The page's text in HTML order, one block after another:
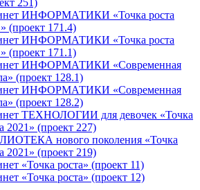
251)
ИНФОРМАТИКИ «Точка роста
(проект 171.4)
ИНФОРМАТИКИ «Точка роста
(проект 171.1)
ИНФОРМАТИКИ «Современная
(проект 128.1)
ИНФОРМАТИКИ «Современная
(проект 128.2)
ТЕХНОЛОГИИ для девочек «Точка
2021» (проект 227)
нового поколения «Точка
2021» (проект 219)
«Точка роста» (проект 11)
«Точка роста» (проект 12)